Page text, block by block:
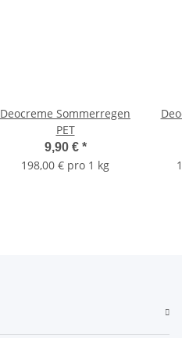
Deocreme Sommerregen
PET
9,90 € *
198,00 € pro 1 kg